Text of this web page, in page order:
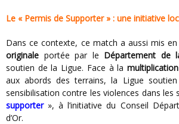
Le « Permis de Supporter » : une initiative
Dans ce contexte, ce match a aussi mis
originale portée par le Département de
soutien de la Ligue. Face à la
aux abords des terrains, la Ligue
sensibilisation contre les violences dans les
supporter », à l’initiative du Conseil
d’Or.